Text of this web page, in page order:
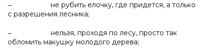
‒ не рубить елочку, где придется, а только
с разрешения лесника;
‒ нельзя, проходя по лесу, просто так
обломить макушку молодого дерева;